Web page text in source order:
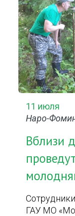
11 июля
Наро-
Вблизи
ГАУ МО